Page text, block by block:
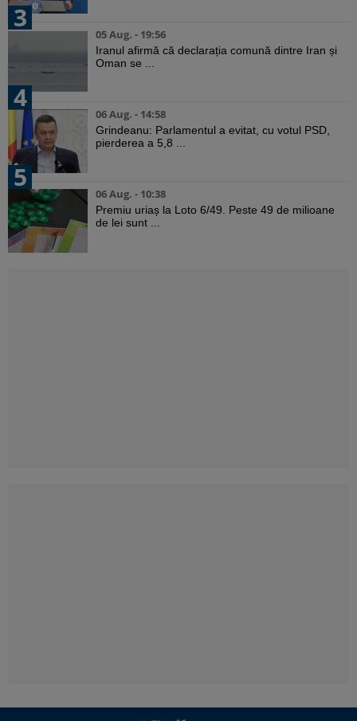
3
05 Aug. - 19:56
Iranul afirmă că declarația comună dintre Iran și
Oman se ...
4
06 Aug. - 14:58
Grindeanu: Parlamentul a evitat, cu votul PSD,
pierderea a 5,8 ...
5
06 Aug. - 10:38
Premiu uriaș la Loto 6/49. Peste 49 de milioane
de lei sunt ...